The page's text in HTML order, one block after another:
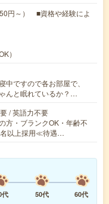
円～） ■資格や経験によ
）
ですので各お部屋で、
んと眠れているか？…
/ 英語力不要
方・ブランクOK・年齢不
名以上採用≪待遇…
代 50代
60代